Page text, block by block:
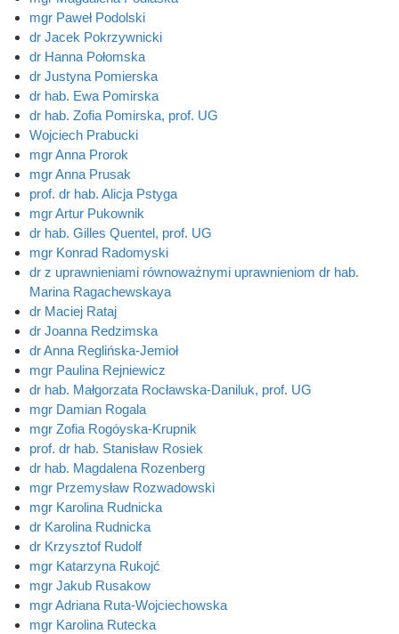
mgr Paweł Podolski
dr Jacek Pokrzywnicki
dr Hanna Połomska
dr Justyna Pomierska
dr hab. Ewa Pomirska
dr hab. Zofia Pomirska, prof. UG
Wojciech Prabucki
mgr Anna Prorok
mgr Anna Prusak
prof. dr hab. Alicja Pstyga
mgr Artur Pukownik
dr hab. Gilles Quentel, prof. UG
mgr Konrad Radomyski
dr z uprawnieniami równoważnymi uprawnieniom dr hab.
Marina Ragachewskaya
dr Maciej Rataj
dr Joanna Redzimska
dr Anna Reglińska-Jemioł
mgr Paulina Rejniewicz
dr hab. Małgorzata Rocławska-Daniluk, prof. UG
mgr Damian Rogala
mgr Zofia Rogóyska-Krupnik
prof. dr hab. Stanisław Rosiek
dr hab. Magdalena Rozenberg
mgr Przemysław Rozwadowski
mgr Karolina Rudnicka
dr Karolina Rudnicka
dr Krzysztof Rudolf
mgr Katarzyna Rukojć
mgr Jakub Rusakow
mgr Adriana Ruta-Wojciechowska
mgr Karolina Rutecka